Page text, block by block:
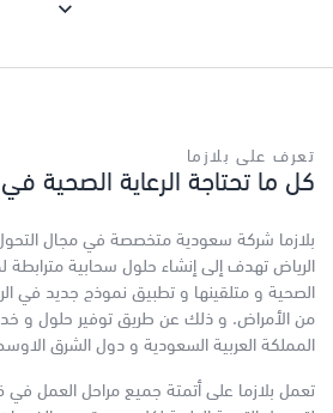
تعرف على بلازما
كل ما تحتاجة الرعاية الصحية
بلازما شركة سعودية متخصصة في مجال
الرياض تهدف إلى إنشاء حلول سحابية مترابطة
الصحية و متلقينها و تطبيق نموذج جديد في
من الأمراض. و ذلك عن طريق توفير حلول و
المملكة العربية السعودية و دول الشرق
تعمل بلازما على أتمتة جميع مراحل العمل في